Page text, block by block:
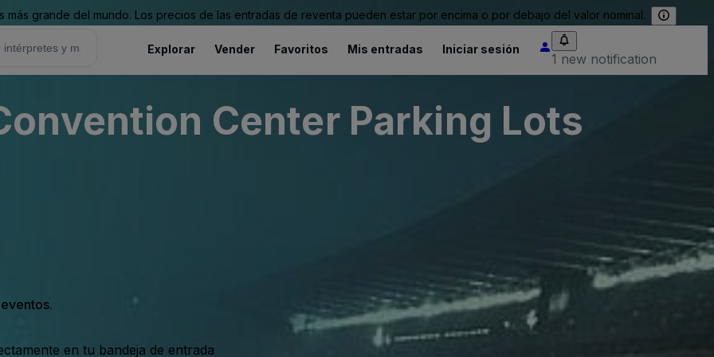
grande del mundo. Los precios de las entradas de reventa pueden estar por encima o por debajo del valor nominal.
Explorar Vender Favoritos Mis entradas Iniciar sesión
1 new notification
Center Parking Lots
en tu bandeja de entrada